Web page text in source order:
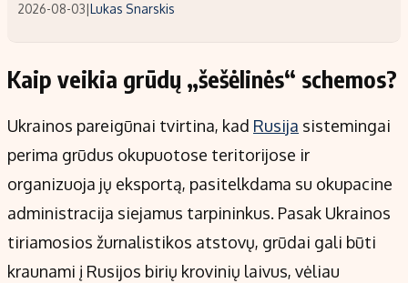
2026-08-03|Lukas Snarskis
Kaip veikia grūdų „šešėlinės“ schemos?
Ukrainos pareigūnai tvirtina, kad Rusija sistemingai
perima grūdus okupuotose teritorijose ir
organizuoja jų eksportą, pasitelkdama su okupacine
administracija siejamus tarpininkus. Pasak Ukrainos
tiriamosios žurnalistikos atstovų, grūdai gali būti
kraunami į Rusijos birių krovinių laivus, vėliau